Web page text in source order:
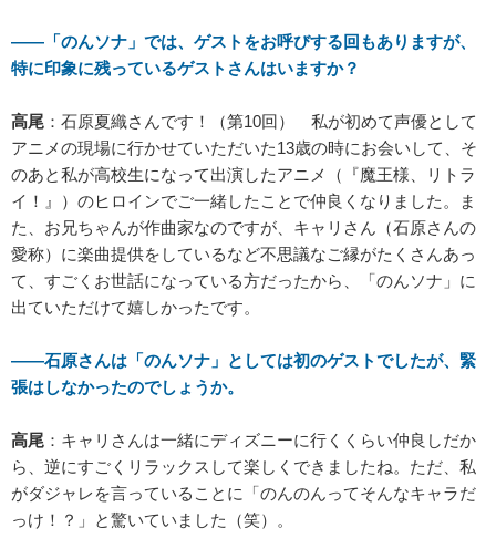
――「のんソナ」では、ゲストをお呼びする回もありますが、
特に印象に残っているゲストさんはいますか？
高尾 ：石原夏織さんです！（第10回） 私が初めて声優として
アニメの現場に行かせていただいた13歳の時にお会いして、そ
のあと私が高校生になって出演したアニメ（『魔王様、リトラ
イ！』）のヒロインでご一緒したことで仲良くなりました。ま
た、お兄ちゃんが作曲家なのですが、キャリさん（石原さんの
愛称）に楽曲提供をしているなど不思議なご縁がたくさんあっ
て、すごくお世話になっている方だったから、「のんソナ」に
出ていただけて嬉しかったです。
――石原さんは「のんソナ」としては初のゲストでしたが、緊
張はしなかったのでしょうか。
高尾 ：キャリさんは一緒にディズニーに行くくらい仲良しだか
ら、逆にすごくリラックスして楽しくできましたね。ただ、私
がダジャレを言っていることに「のんのんってそんなキャラだ
っけ！？」と驚いていました（笑）。